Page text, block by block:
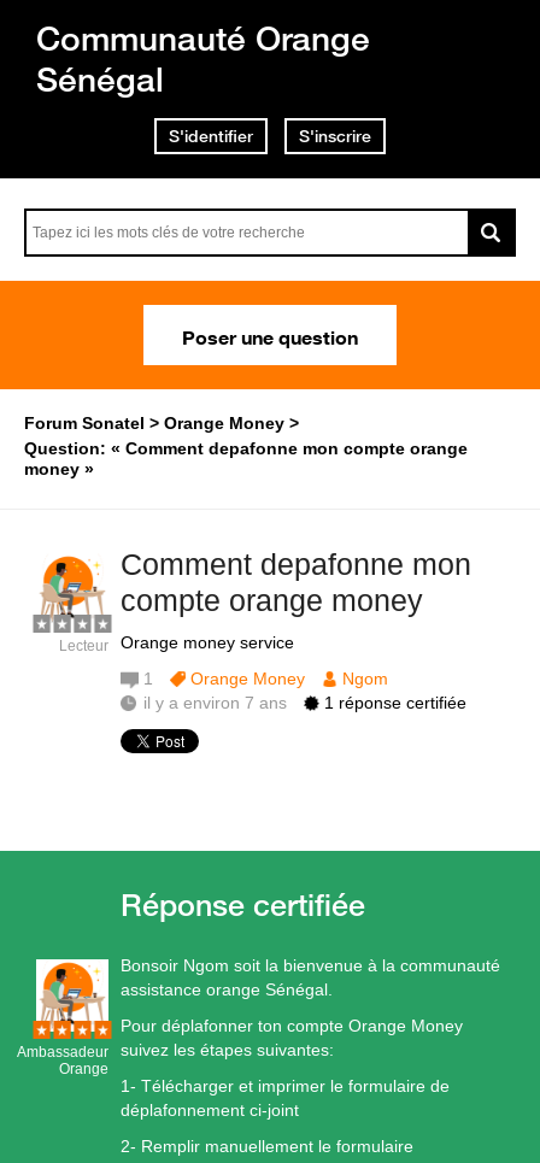
Communauté Orange
Sénégal
S'identifier S'inscrire
Poser une question
Forum Sonatel
Orange Money
Question: « Comment depafonne mon compte orange
money »
Comment depafonne mon
compte orange money
Orange money service
Lecteur
1 Orange Money
Ngom
il y a environ 7 ans
1 réponse certifiée
Ambassadeur
Orange
Bonsoir Ngom soit la bienvenue à la communauté
assistance orange Sénégal.
Pour déplafonner ton compte Orange Money
suivez les étapes suivantes:
1- Télécharger et imprimer le formulaire de
déplafonnement ci-joint
2- Remplir manuellement le formulaire